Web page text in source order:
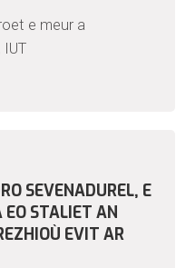
e meur a
IUT
SEVENADUREL, E
EO STALIET AN
EVIT AR